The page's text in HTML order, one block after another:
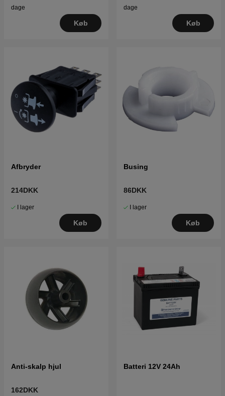
dage
Køb
dage
Køb
Afbryder
214DKK
I lager
Køb
Busing
86DKK
I lager
Køb
Anti-skalp hjul
162DKK
Batteri 12V 24Ah